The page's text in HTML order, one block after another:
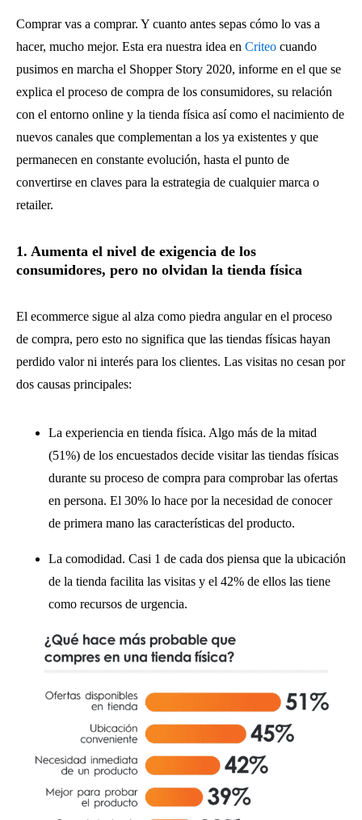
Comprar vas a comprar. Y cuanto antes sepas cómo lo vas a
hacer, mucho mejor. Esta era nuestra idea en Criteo cuando
pusimos en marcha el Shopper Story 2020, informe en el que se
explica el proceso de compra de los consumidores, su relación
con el entorno online y la tienda física así como el nacimiento de
nuevos canales que complementan a los ya existentes y que
permanecen en constante evolución, hasta el punto de
convertirse en claves para la estrategia de cualquier marca o
retailer.
1. Aumenta el nivel de exigencia de los
consumidores, pero no olvidan la tienda física
El ecommerce sigue al alza como piedra angular en el proceso
de compra, pero esto no significa que las tiendas físicas hayan
perdido valor ni interés para los clientes. Las visitas no cesan por
dos causas principales:
La experiencia en tienda física. Algo más de la mitad
(51%) de los encuestados decide visitar las tiendas físicas
durante su proceso de compra para comprobar las ofertas
en persona. El 30% lo hace por la necesidad de conocer
de primera mano las características del producto.
La comodidad. Casi 1 de cada dos piensa que la ubicación
de la tienda facilita las visitas y el 42% de ellos las tiene
como recursos de urgencia.